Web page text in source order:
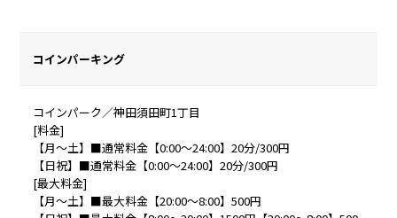
コインパーキング
コインパーク／神田須田町1丁目
[料金]
【月～土】■通常料金【0:00～24:00】20分/300円
【日祝】■通常料金【0:00～24:00】20分/300円
[最大料金]
【月～土】■最大料金【20:00～8:00】500円